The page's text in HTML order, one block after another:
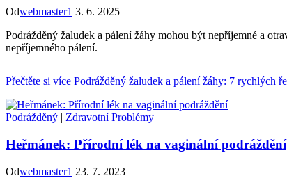
Odwebmaster1 3. 6. 2025
Podrážděný žaludek a pálení žáhy mohou být nepříjemné a
nepříjemného pálení.
Přečtěte si více Podrážděný žaludek a pálení žáhy: 7 rychlých
Podrážděný | Zdravotní Problémy
Heřmánek: Přírodní lék na vaginální podráždění
Odwebmaster1 23. 7. 2023